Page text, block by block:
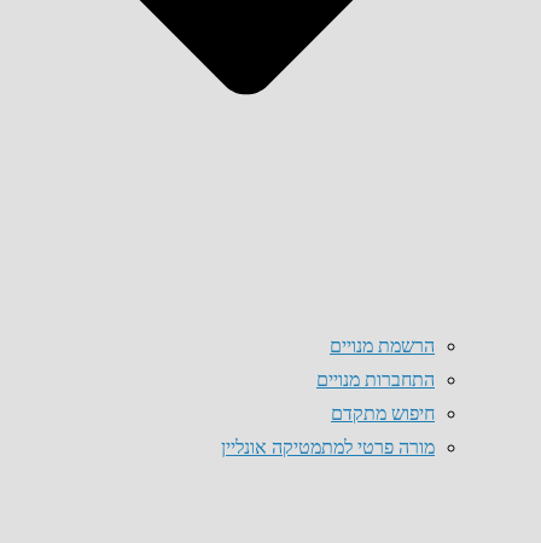
הרשמת מנויים
התחברות מנויים
חיפוש מתקדם
מורה פרטי למתמטיקה אונליין